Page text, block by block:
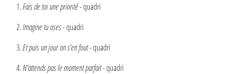
Fais de toi une priorité- quadri
Imagine tu oses- quadri
Et puis un jour on s’en fout- quadri
N’attends pas le moment parfait- quadri